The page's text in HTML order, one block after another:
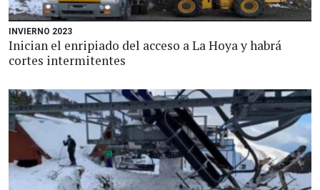
INVIERNO 2023
Inician el enripiado del acceso a La Hoya y habrá
cortes intermitentes